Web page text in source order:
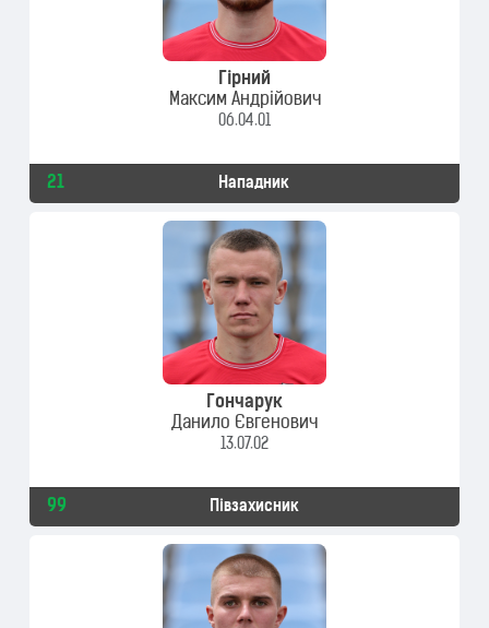
Гірний
Максим Андрійович
06.04.01
21 Нападник
Гончарук
Данило Євгенович
13.07.02
99 Півзахисник